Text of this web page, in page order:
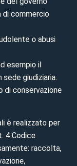
di commercio
o abusi
esempio il
giudiziaria.
di conservazione
è realizzato per
4 Codice
raccolta,